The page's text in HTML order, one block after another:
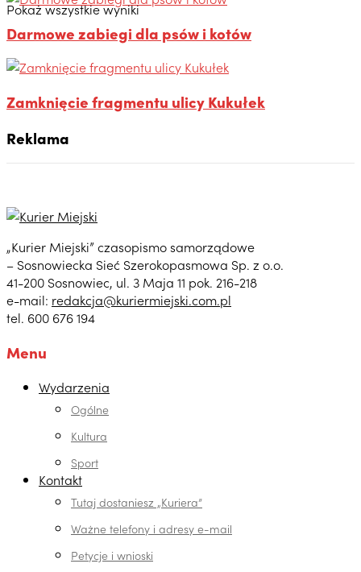
Pokaż wszystkie wyniki
Darmowe zabiegi dla psów i kotów
Zamknięcie fragmentu ulicy Kukułek
Reklama
„Kurier Miejski” czasopismo samorządowe
– Sosnowiecka Sieć Szerokopasmowa Sp. z o.o.
41-200 Sosnowiec, ul. 3 Maja 11 pok. 216-218
e-mail: redakcja@kuriermiejski.com.pl
tel. 600 676 194
Menu
Wydarzenia
Ogólne
Kultura
Sport
Kontakt
Tutaj dostaniesz „Kuriera”
Ważne telefony i adresy e-mail
Petycje i wnioski